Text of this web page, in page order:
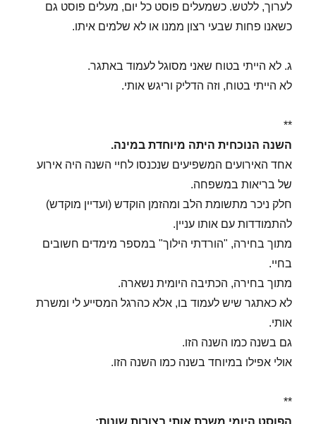
לערוך, ללטש. כשמעלים פוסט כל יום, מעלים פוסט גם
כשאנו פחות שבעי רצון ממנו או לא שלמים איתו.
ג. לא הייתי בטוח שאני מסוגל לעמוד באתגר.
לא הייתי בטוח, וזה הדליק וריגש אותי.
**
השנה הנוכחית היתה מיוחדת במינה.
אחד האירועים המשפיעים שנכנסו לחיי השנה היה אירוע
של בריאות במשפחה.
חלק ניכר מתשומת הלב ומהזמן הוקדש (ועדיין מוקדש)
להתמודדות עם אותו עניין.
מתוך בחירה, "הורדתי הילוך" במספר מימדים חשובים
בחיי.
מתוך בחירה, הכתיבה היומית נשארה.
לא כאתגר שיש לעמוד בו, אלא כהרגל המסייע לי ומשרת
אותי.
גם בשנה כמו השנה הזו.
אולי אפילו במיוחד בשנה כמו השנה הזו.
**
הפוסט היומי משרת אותי בצורות שונות: